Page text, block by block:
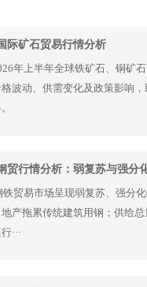
际矿石贸易行情分析
年上半年全球铁矿石、铜矿
波动、供需变化及政策影响
贸行情分析：弱复苏与强分
铁贸易市场呈现弱复苏、强分
产拖累传统建筑用钢；供给
···